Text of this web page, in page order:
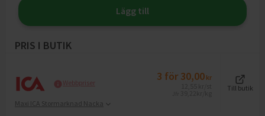
Lägg till
PRIS I BUTIK
Webbpriser 3 för 30,00 kr
Till butik
Maxi ICA Stormarknad Nacka